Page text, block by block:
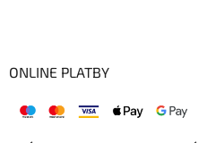
ONLINE PLATBY